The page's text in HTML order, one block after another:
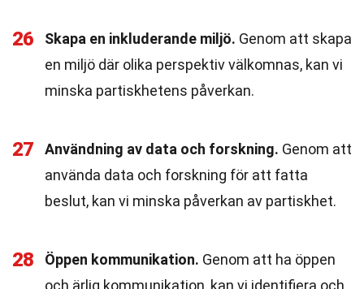
26 Skapa en inkluderande miljö. Genom att skapa
en miljö där olika perspektiv välkomnas, kan vi
minska partiskhetens påverkan.
27 Användning av data och forskning. Genom att
använda data och forskning för att fatta
beslut, kan vi minska påverkan av partiskhet.
28 Öppen kommunikation. Genom att ha öppen
och ärlig kommunikation, kan vi identifiera och